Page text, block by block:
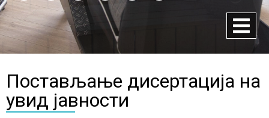
Постављање дисертација на
увид јавности